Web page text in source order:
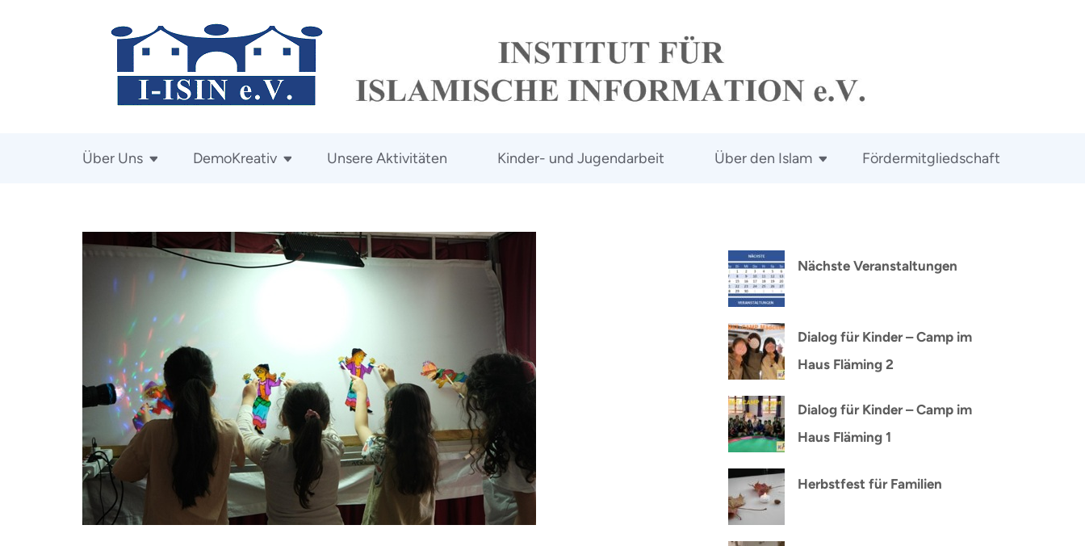
Über Uns DemoKreativ Unsere Aktivitäten Kinder- und Jugendarbeit Über den Islam Fördermitgliedschaft
Nächste Veranstaltungen
Dialog für Kinder – Camp im
Haus Fläming 2
Dialog für Kinder – Camp im
Haus Fläming 1
Herbstfest für Familien